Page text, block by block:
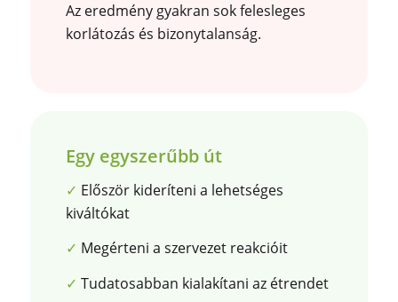
Az eredmény gyakran sok felesleges
korlátozás és bizonytalanság.
Egy egyszerűbb út
✓ Először kideríteni a lehetséges
kiváltókat
✓ Megérteni a szervezet reakcióit
✓ Tudatosabban kialakítani az étrendet